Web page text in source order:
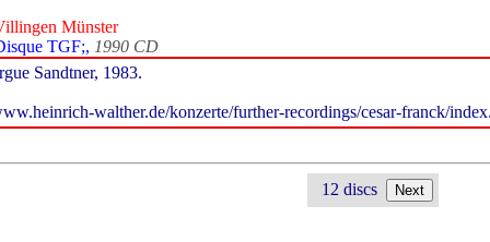
Münster
TGF;, 1990 CD
Sandtner, 1983.
walther.de/konzerte/further-recordings/cesar-franck/
12 discs